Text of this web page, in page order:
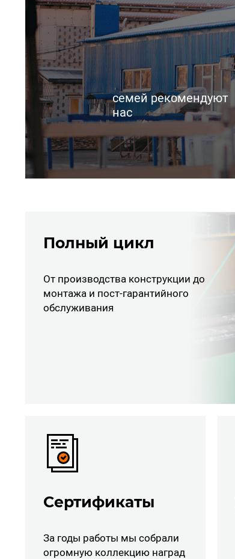
семей рекомендуют
нас
Полный цикл
От производства конструкции до
монтажа и пост-гарантийного
обслуживания
Сертификаты
За годы работы мы собрали
огромную коллекцию наград